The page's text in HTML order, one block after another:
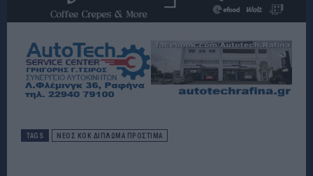
TAGS ΝΕΟΣ ΚΟΚ ΔΙΠΛΩΜΑ ΠΡΟΣΤΙΜΑ